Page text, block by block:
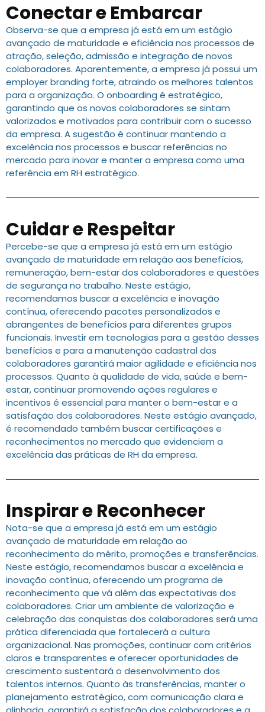
Conectar e Embarcar
Observa-se que a empresa já está em um estágio
avançado de maturidade e eficiência nos processos de
atração, seleção, admissão e integração de novos
colaboradores. Aparentemente, a empresa já possui um
employer branding forte, atraindo os melhores talentos
para a organização. O onboarding é estratégico,
garantindo que os novos colaboradores se sintam
valorizados e motivados para contribuir com o sucesso
da empresa. A sugestão é continuar mantendo a
excelência nos processos e buscar referências no
mercado para inovar e manter a empresa como uma
referência em RH estratégico.
Cuidar e Respeitar
Percebe-se que a empresa já está em um estágio
avançado de maturidade em relação aos benefícios,
remuneração, bem-estar dos colaboradores e questões
de segurança no trabalho. Neste estágio,
recomendamos buscar a excelência e inovação
contínua, oferecendo pacotes personalizados e
abrangentes de benefícios para diferentes grupos
funcionais. Investir em tecnologias para a gestão desses
benefícios e para a manutenção cadastral dos
colaboradores garantirá maior agilidade e eficiência nos
processos. Quanto à qualidade de vida, saúde e bem-
estar, continuar promovendo ações regulares e
incentivos é essencial para manter o bem-estar e a
satisfação dos colaboradores. Neste estágio avançado,
é recomendado também buscar certificações e
reconhecimentos no mercado que evidenciem a
excelência das práticas de RH da empresa.
Inspirar e Reconhecer
Nota-se que a empresa já está em um estágio
avançado de maturidade em relação ao
reconhecimento do mérito, promoções e transferências.
Neste estágio, recomendamos buscar a excelência e
inovação contínua, oferecendo um programa de
reconhecimento que vá além das expectativas dos
colaboradores. Criar um ambiente de valorização e
celebração das conquistas dos colaboradores será uma
prática diferenciada que fortalecerá a cultura
organizacional. Nas promoções, continuar com critérios
claros e transparentes e oferecer oportunidades de
crescimento sustentará o desenvolvimento dos
talentos internos. Quanto às transferências, manter o
planejamento estratégico, com comunicação clara e